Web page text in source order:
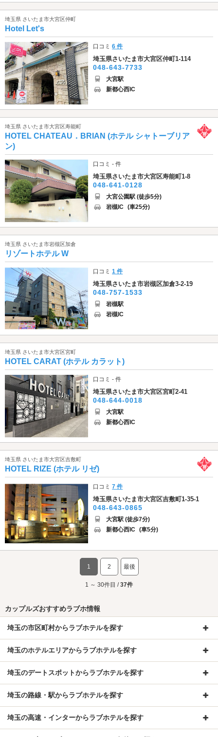
埼玉県 さいたま市大宮区仲町
Hotel Let's
口コミ6 件
埼玉県さいたま市大宮区仲町1-114
048-643-7733
大宮駅
新都心西IC
埼玉県 さいたま市大宮区寿能町
HOTEL CHATEAU．BRIAN (ホテル シャトーブリア
ン)
口コミ - 件
埼玉県さいたま市大宮区寿能町1-8
048-641-0128
大宮公園駅 (徒歩5分)
岩槻IC (車25分)
埼玉県 さいたま市岩槻区加倉
リゾートホテル W
口コミ1 件
埼玉県さいたま市岩槻区加倉3-2-19
048-757-1533
岩槻駅
岩槻IC
埼玉県 さいたま市大宮区宮町
HOTEL CARAT (ホテル カラット)
口コミ - 件
埼玉県さいたま市大宮区宮町2-41
048-644-0018
大宮駅
新都心西IC
埼玉県 さいたま市大宮区吉敷町
HOTEL RIZE (ホテル リゼ)
口コミ7 件
埼玉県さいたま市大宮区吉敷町1-35-1
048-643-0865
大宮駅 (徒歩7分)
新都心西IC (車5分)
1 2 最後
1 ～ 30件目 /37件
カップルズおすすめラブホ情報
埼玉の市区町村からラブホテルを探す
埼玉のホテルエリアからラブホテルを探す
埼玉のデートスポットからラブホテルを探す
埼玉の路線・駅からラブホテルを探す
埼玉の高速・インターからラブホテルを探す